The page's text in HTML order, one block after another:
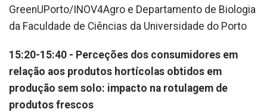
GreenUPorto/INOV4Agro e Departamento de Biologia
da Faculdade de Ciências da Universidade do Porto
15:20-15:40 - Perceções dos consumidores em
relação aos produtos hortícolas obtidos em
produção sem solo: impacto na rotulagem de
produtos frescos